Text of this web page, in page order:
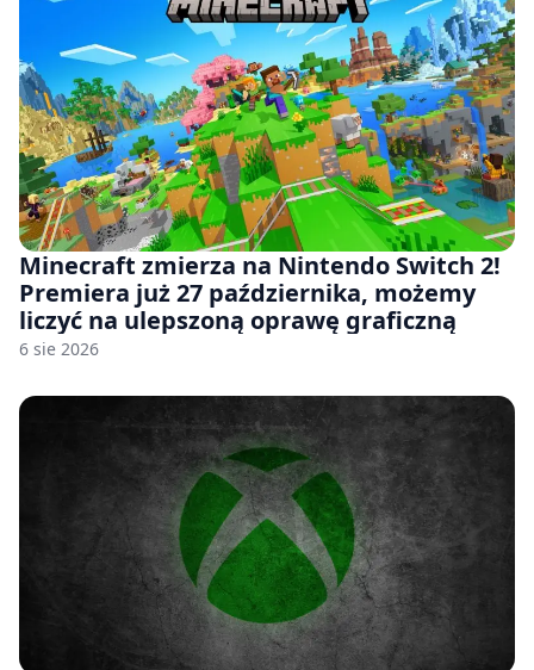
Minecraft zmierza na Nintendo Switch 2!
Premiera już 27 października, możemy
liczyć na ulepszoną oprawę graficzną
6 sie 2026